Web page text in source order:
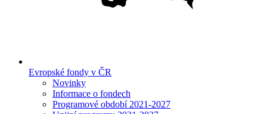
Evropské fondy v ČR
Novinky
Informace o fondech
Programové období 2021-2027